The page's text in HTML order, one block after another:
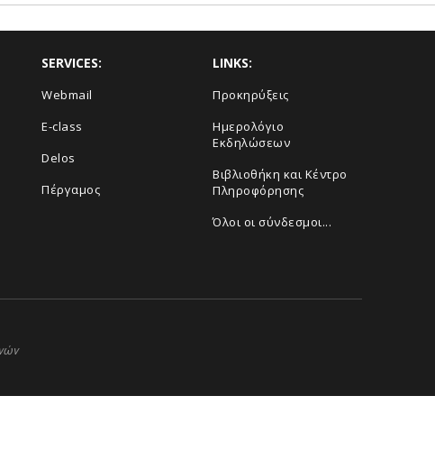
SERVICES:
Webmail
E-class
Delos
Πέργαμος
LINKS:
Προκηρύξεις
Ημερολόγιο
Εκδηλώσεων
Βιβλιοθήκη και Κέντρο
Πληροφόρησης
Όλοι οι σύνδεσμοι...